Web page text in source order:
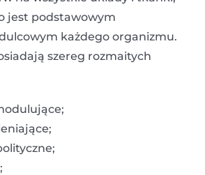
jest podstawowym
każdego organizmu.
szereg rozmaitych